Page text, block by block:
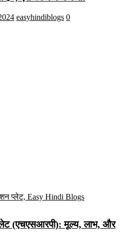
easyhindiblogs 0
प्लेट (एचएसआरपी): मूल्य, लाभ, और